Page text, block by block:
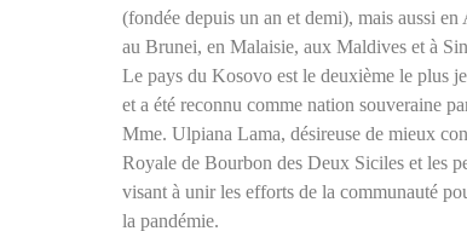
(fondée depuis un an et demi), mais aussi
au Brunei, en Malaisie, aux Maldives et à
Le pays du Kosovo est le deuxième le plus
et a été reconnu comme nation souveraine
Mme. Ulpiana Lama, désireuse de mieux
Royale de Bourbon des Deux Siciles et les
visant à unir les efforts de la communauté
la pandémie.